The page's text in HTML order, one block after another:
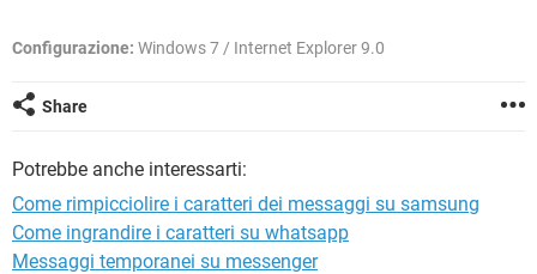
TIKTOK FACEBOOK
Configurazione: Windows 7 / Internet Explorer 9.0
Share
Potrebbe anche interessarti:
Come rimpicciolire i caratteri dei messaggi su samsung
Come ingrandire i caratteri su whatsapp
Messaggi temporanei su messenger